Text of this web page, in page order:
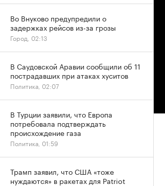
Во Внуково предупредили о
задержках рейсов из-за грозы
Город, 02:13
В Саудовской Аравии сообщили об 11
пострадавших при атаках хуситов
Политика, 02:07
В Турции заявили, что Европа
потребовала подтверждать
происхождение газа
Политика, 01:59
Трамп заявил, что США «тоже
нуждаются» в ракетах для Patriot